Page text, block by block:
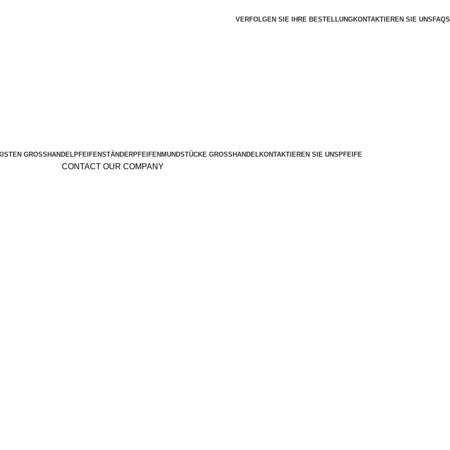
VERFOLGEN SIE IHRE BESTELLUNGKONTAKTIEREN SIE UNS FAQS
GROSSHANDEL PFEIFENSTÄNDERPFEIFENMUNDSTÜCKE GROSSHANDELKONTAKTIEREN SIE UNS PFEIFE
CONTACT OUR COMPANY